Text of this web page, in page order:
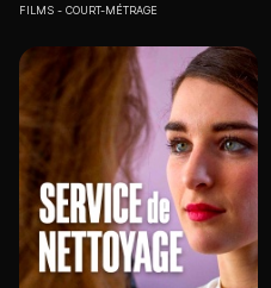
FILMS COURT-MÉTRAGE